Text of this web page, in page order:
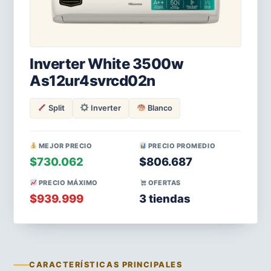
Inverter White 3500w
As12ur4svrcd02n
Split Inverter Blanco
MEJOR PRECIO
$730.062
PRECIO PROMEDIO
$806.687
PRECIO MÁXIMO
$939.999
OFERTAS
3 tiendas
CARACTERÍSTICAS PRINCIPALES